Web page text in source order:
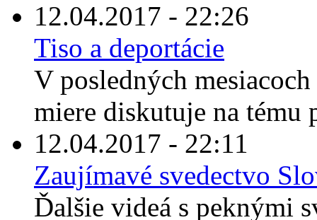
12.04.2017 - 22:26
Tiso a deportácie
V posledných
miere diskutuje na tému
12.04.2017 - 22:11
Zaujímavé svedectvo
Ďalšie videá s peknými